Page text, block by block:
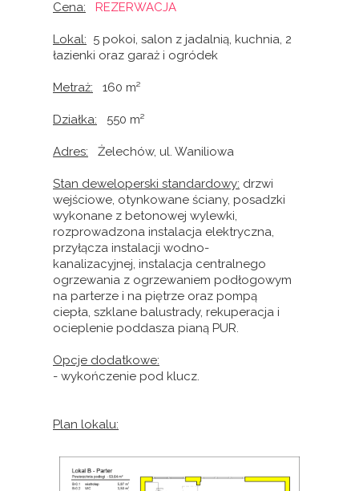
Cena: REZERWACJA
Lokal: 5 pokoi, salon z jadalnią, kuchnia, 2
łazienki oraz garaż i ogródek
Metraż: 160 m²
Działka: 550 m²
Adres: Żelechów, ul. Waniliowa
Stan deweloperski standardowy: drzwi
wejściowe, otynkowane ściany, posadzki
wykonane z betonowej wylewki,
rozprowadzona instalacja elektryczna,
przyłącza instalacji wodno-
kanalizacyjnej, instalacja centralnego
ogrzewania z ogrzewaniem podłogowym
na parterze i na piętrze oraz pompą
ciepła, szklane balustrady, rekuperacja i
ocieplenie poddasza pianą PUR.
Opcje dodatkowe:
- wykończenie pod klucz.
Plan lokalu: